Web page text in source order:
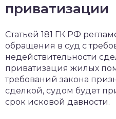
приватизации
Статьей 181 ГК РФ
обращения в суд с
недействительности
приватизация жилых
требований закона
сделкой, судом будет
срок исковой давности.